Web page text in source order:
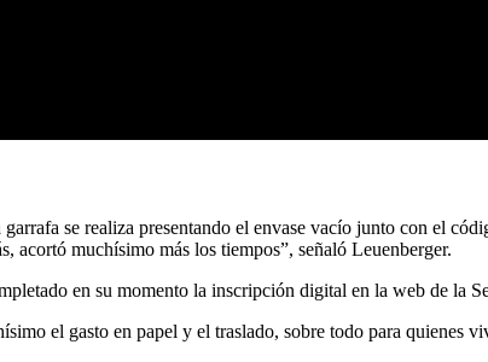
se realiza presentando el envase vacío junto con el
acortó muchísimo más los tiempos”, señaló Leuenberger.
en su momento la inscripción digital en la web de la
el gasto en papel y el traslado, sobre todo para quienes